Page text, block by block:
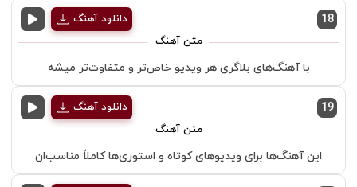
18 دانلود آهنگ
با آهنگ‌های بلاگری هر ویدیو خاص‌تر و متفاوت‌تر میشه
19 دانلود آهنگ
این آهنگ‌ها برای ویدیوهای کوتاه و استوری‌ها کاملاً مناسب‌ان